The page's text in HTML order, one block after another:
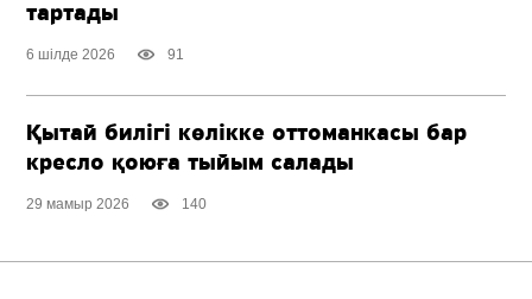
тартады
6 шілде 2026 91
Қытай билігі көлікке оттоманкасы бар
кресло қоюға тыйым салады
29 мамыр 2026 140